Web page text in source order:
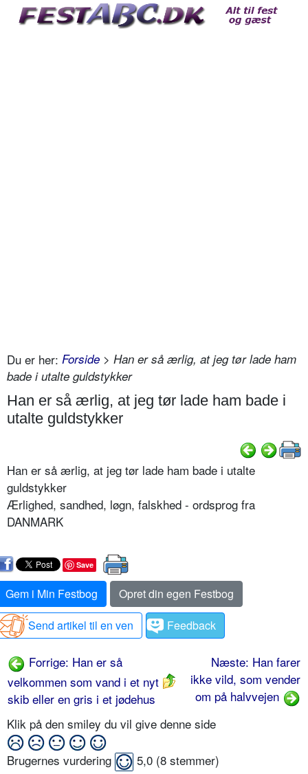
Du er her: Forside > Han er så ærlig, at jeg tør lade ham
bade i utalte guldstykker
Han er så ærlig, at jeg tør lade ham bade i
utalte guldstykker
Han er så ærlig, at jeg tør lade ham bade i utalte
guldstykker
Ærlighed, sandhed, løgn, falskhed - ordsprog fra
DANMARK
Save
Gem i Min Festbog
Opret din egen Festbog
Send artikel til en ven
Feedback
Forrige: Han er så
velkommen som vand i et nyt
skib eller en gris i et jødehus
Næste: Han farer
ikke vild, som vender
om på halvvejen
Klik på den smiley du vil give denne side
Brugernes vurdering 5,0 (8 stemmer)